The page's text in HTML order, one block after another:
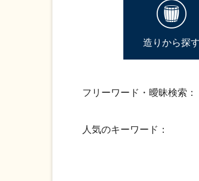
造りから探す
フリーワード・曖昧検索：
人気のキーワード：